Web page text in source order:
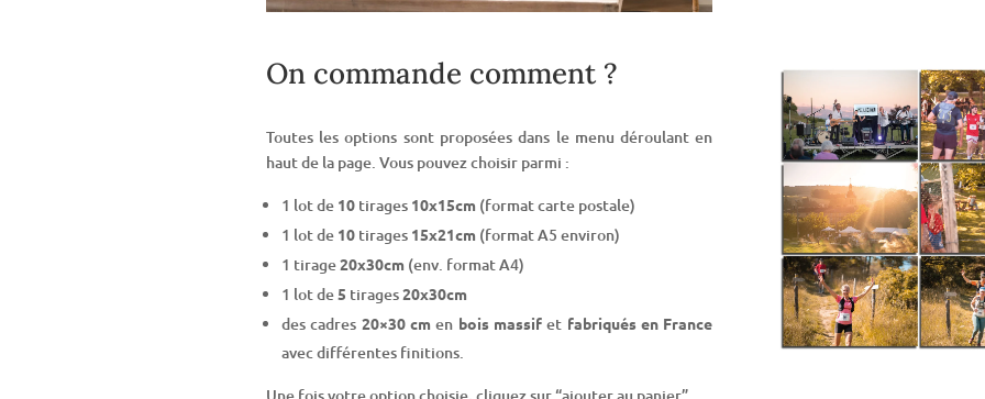
On commande comment ?
Toutes les options sont proposées dans le menu déroulant en
haut de la page. Vous pouvez choisir parmi :
1 lot de 10tirages 10x15cm(format carte postale)
1 lot de 10tirages 15x21cm(format A5 environ)
1 tirage20x30cm(env. format A4)
1 lot de5 tirages20x30cm
des cadres 20×30 cmen bois massifet fabriqués en France
avec différentes finitions.